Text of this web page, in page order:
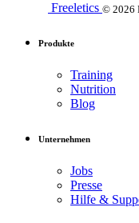
Freeletics © 2026
Produkte
Training
Nutrition
Blog
Unternehmen
Jobs
Presse
Hilfe &